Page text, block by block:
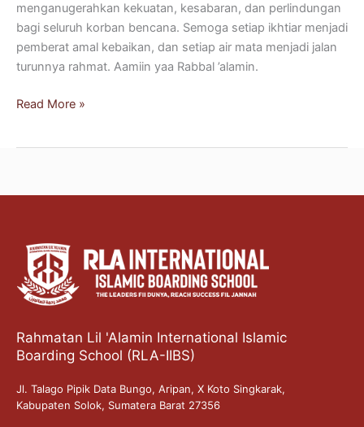
menganugerahkan kekuatan, kesabaran, dan perlindungan
bagi seluruh korban bencana. Semoga setiap ikhtiar menjadi
pemberat amal kebaikan, dan setiap air mata menjadi jalan
turunnya rahmat. Aamiin yaa Rabbal ’alamin.
Read More »
Rahmatan Lil 'Alamin International Islamic
Boarding School (RLA-IIBS)
Jl. Talago Pipik Data Bungo, Aripan, X Koto Singkarak,
Kabupaten Solok, Sumatera Barat 27356